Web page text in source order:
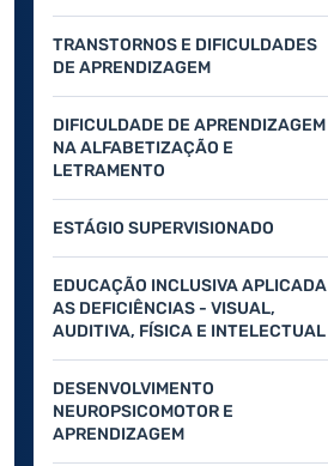
TRANSTORNOS E DIFICULDADES
DE APRENDIZAGEM
DIFICULDADE DE APRENDIZAGEM
NA ALFABETIZAÇÃO E
LETRAMENTO
ESTÁGIO SUPERVISIONADO
EDUCAÇÃO INCLUSIVA APLICADA
AS DEFICIÊNCIAS - VISUAL,
AUDITIVA, FÍSICA E INTELECTUAL
DESENVOLVIMENTO
NEUROPSICOMOTOR E
APRENDIZAGEM